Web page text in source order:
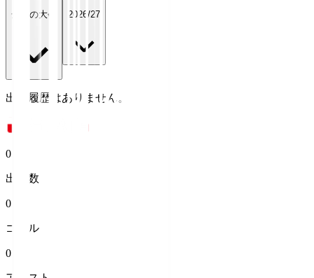
全ての大会 2026/27
出場履歴はありません。
0
出場数
0
ゴール
0